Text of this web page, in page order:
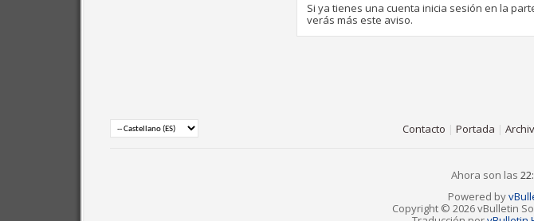
Si ya tienes una cuenta inicia sesión en la
verás más este aviso.
Contacto | Portada |
Ahora son las
Powered by
Copyright © 2026 vBulletin